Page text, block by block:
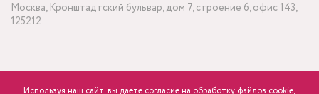
Москва, Кронштадтский бульвар, дом 7, строение 6, офис 143,
125212
Используя наш сайт, вы даете согласие на обработку файлов cookie,